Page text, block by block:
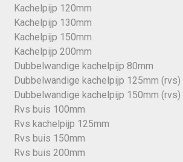
Kachelpijp 120mm
Kachelpijp 130mm
Kachelpijp 150mm
Kachelpijp 200mm
Dubbelwandige kachelpijp 80mm
Dubbelwandige kachelpijp 125mm (rvs)
Dubbelwandige kachelpijp 150mm (rvs)
Rvs buis 100mm
Rvs kachelpijp 125mm
Rvs buis 150mm
Rvs buis 200mm